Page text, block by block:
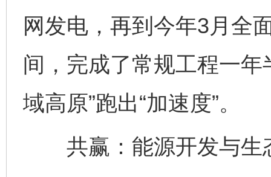
网发电，再到今年3月全
间，完成了常规工程一
域高原”跑出“加速度”。
共赢：能源开发与生